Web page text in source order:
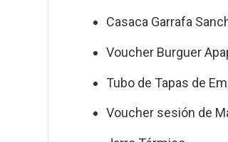
Casaca Garrafa
Voucher Burguer
Tubo de Tapas de
Voucher sesión de